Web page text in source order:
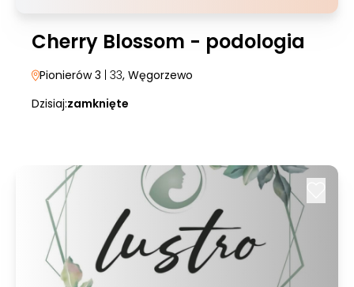
Cherry Blossom - podologia
Pionierów 3 | 33, Węgorzewo
Dzisiaj:zamknięte